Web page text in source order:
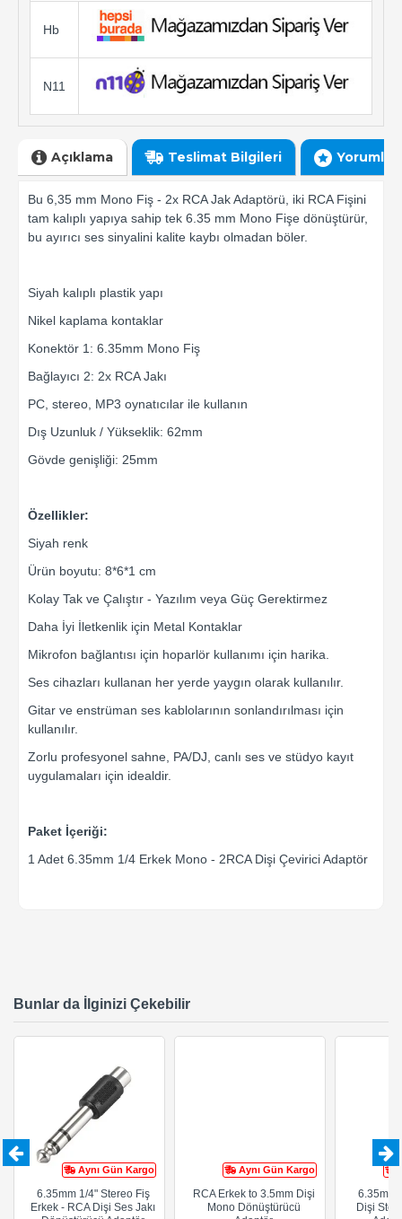
Hb
N11
Açıklama Teslimat Bilgileri Yorumlar
Bu 6,35 mm Mono Fiş - 2x RCA Jak Adaptörü, iki RCA Fişini
tam kalıplı yapıya sahip tek 6.35 mm Mono Fişe dönüştürür,
bu ayırıcı ses sinyalini kalite kaybı olmadan böler.
Siyah kalıplı plastik yapı
Nikel kaplama kontaklar
Konektör 1: 6.35mm Mono Fiş
Bağlayıcı 2: 2x RCA Jakı
PC, stereo, MP3 oynatıcılar ile kullanın
Dış Uzunluk / Yükseklik: 62mm
Gövde genişliği: 25mm
Özellikler:
Siyah renk
Ürün boyutu: 8*6*1 cm
Kolay Tak ve Çalıştır - Yazılım veya Güç Gerektirmez
Daha İyi İletkenlik için Metal Kontaklar
Mikrofon bağlantısı için hoparlör kullanımı için harika.
Ses cihazları kullanan her yerde yaygın olarak kullanılır.
Gitar ve enstrüman ses kablolarının sonlandırılması için
kullanılır.
Zorlu profesyonel sahne, PA/DJ, canlı ses ve stüdyo kayıt
uygulamaları için idealdir.
Paket İçeriği:
1 Adet 6.35mm 1/4 Erkek Mono - 2RCA Dişi Çevirici Adaptör
Bunlar da İlginizi Çekebilir
Aynı Gün Kargo
6.35mm 1/4" Stereo Fiş
Erkek - RCA Dişi Ses Jakı
Aynı Gün Kargo
RCA Erkek to 3.5mm Dişi
Mono Dönüştürücü
6.35mm
Dişi